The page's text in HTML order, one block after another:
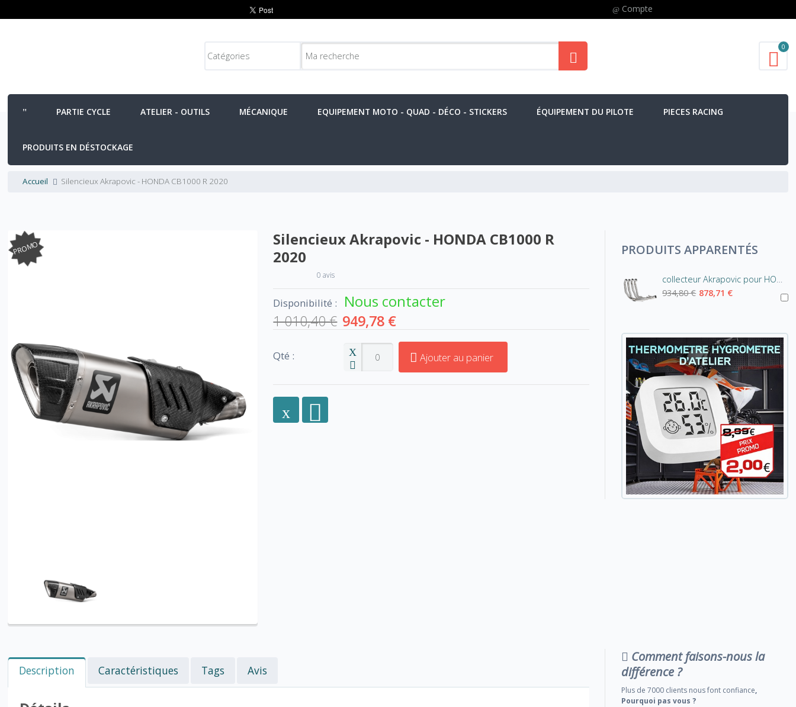
Compte
0
PARTIE CYCLE ATELIER - OUTILS MÉCANIQUE EQUIPEMENT MOTO - QUAD - DÉCO - STICKERS ÉQUIPEMENT DU PILOTE PIECES RACING
PRODUITS EN DÉSTOCKAGE
Accueil Silencieux Akrapovic - HONDA CB1000 R 2020
PROMO
Silencieux Akrapovic - HONDA CB1000 R
2020
0 avis
Disponibilité : Nous contacter
1 010,40 € 949,78 €
Qté : Ajouter au panier
PRODUITS APPARENTÉS
collecteur Akrapovic pour HONDA CB1000 R 2020
934,80 € 878,71 €
Description Caractéristiques Tags Avis
Comment faisons-nous la
différence ?
Plus de 7000 clients nous font confiance,
Pourquoi pas vous ?